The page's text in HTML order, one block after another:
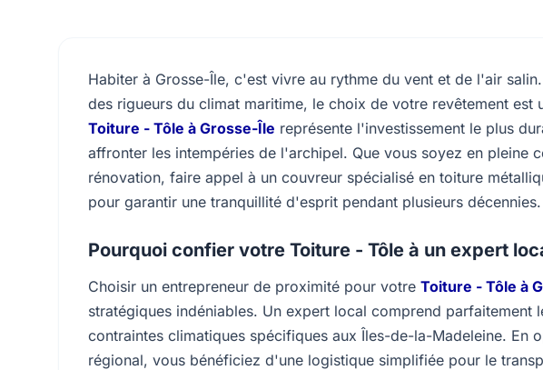
Habiter à Grosse-Île, c'est vivre au rythme du vent et de l'air
des rigueurs du climat maritime, le choix de votre revêtement est
Toiture - Tôle à Grosse-Île représente l'investissement le plus
affronter les intempéries de l'archipel. Que vous soyez en pleine
rénovation, faire appel à un couvreur spécialisé en toiture
pour garantir une tranquillité d'esprit pendant plusieurs décennies.
Pourquoi confier votre Toiture - Tôle à un expert
Choisir un entrepreneur de proximité pour votre Toiture - Tôle à
stratégiques indéniables. Un expert local comprend parfaitement
contraintes climatiques spécifiques aux Îles-de-la-Madeleine. En
régional, vous bénéficiez d'une logistique simplifiée pour le